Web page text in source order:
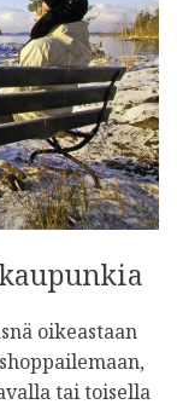
oikeastaan
tai toisella